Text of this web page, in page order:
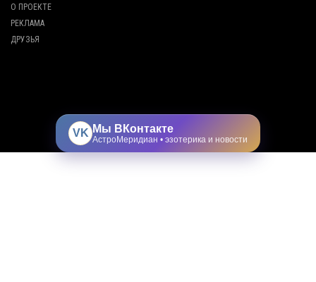
О ПРОЕКТЕ
РЕКЛАМА
ДРУЗЬЯ
VK Мы ВКонтакте
АстроМеридиан • эзотерика и новости